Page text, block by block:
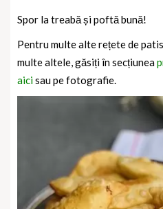
Spor la treabă și poftă bună!
Pentru multe alte rețete de
multe altele, găsiți în secțiunea
aicisau pe fotografie.